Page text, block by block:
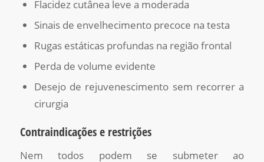
Flacidez cutânea leve a moderada
Sinais de envelhecimento precoce na testa
Rugas estáticas profundas na região frontal
Perda de volume evidente
Desejo de rejuvenescimento sem recorrer a
cirurgia
Contraindicações e restrições
Nem todos podem se submeter ao